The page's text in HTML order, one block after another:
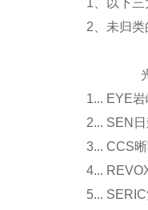
2、未归
光源
1... EYE
2... SEN
3... CCS
4...
5...